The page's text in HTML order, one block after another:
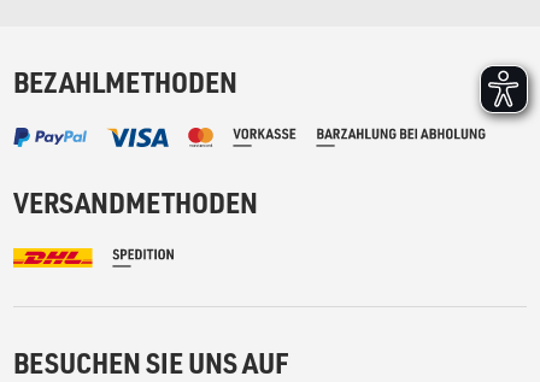
BEZAHLMETHODEN
VERSANDMETHODEN
BESUCHEN SIE UNS AUF